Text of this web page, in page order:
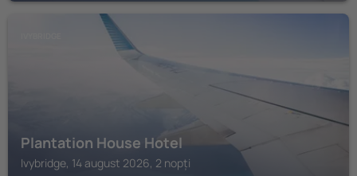
Plantation House Hotel
Ivybridge, 14 august 2026, 2 nopți